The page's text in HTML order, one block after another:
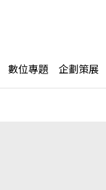
數位專題 企劃策展